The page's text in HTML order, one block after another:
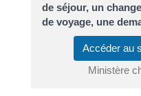
de séjour, un
de voyage, une
Accéder au
Ministère